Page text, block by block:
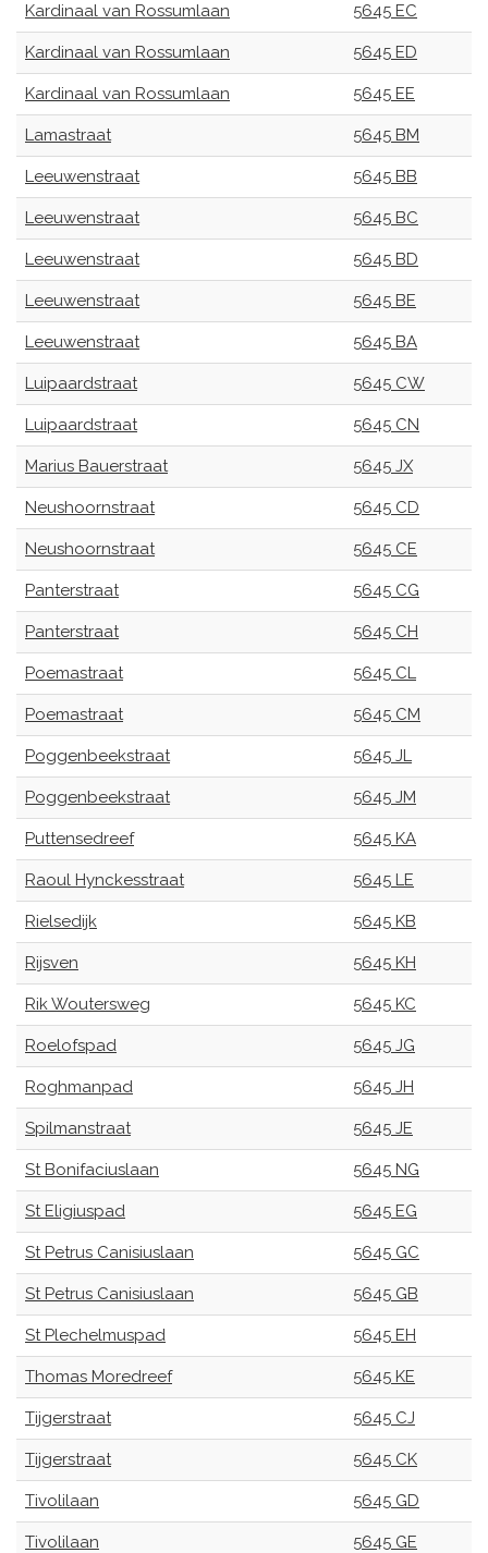
Kardinaal van Rossumlaan 5645 EC
Kardinaal van Rossumlaan 5645 ED
Kardinaal van Rossumlaan 5645 EE
Lamastraat 5645 BM
Leeuwenstraat 5645 BB
Leeuwenstraat 5645 BC
Leeuwenstraat 5645 BD
Leeuwenstraat 5645 BE
Leeuwenstraat 5645 BA
Luipaardstraat 5645 CW
Luipaardstraat 5645 CN
Marius Bauerstraat 5645 JX
Neushoornstraat 5645 CD
Neushoornstraat 5645 CE
Panterstraat 5645 CG
Panterstraat 5645 CH
Poemastraat 5645 CL
Poemastraat 5645 CM
Poggenbeekstraat 5645 JL
Poggenbeekstraat 5645 JM
Puttensedreef 5645 KA
Raoul Hynckesstraat 5645 LE
Rielsedijk 5645 KB
Rijsven 5645 KH
Rik Woutersweg 5645 KC
Roelofspad 5645 JG
Roghmanpad 5645 JH
Spilmanstraat 5645 JE
St Bonifaciuslaan 5645 NG
St Eligiuspad 5645 EG
St Petrus Canisiuslaan 5645 GC
St Petrus Canisiuslaan 5645 GB
St Plechelmuspad 5645 EH
Thomas Moredreef 5645 KE
Tijgerstraat 5645 CJ
Tijgerstraat 5645 CK
Tivolilaan 5645 GD
Tivolilaan 5645 GE